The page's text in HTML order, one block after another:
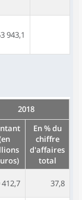
943,1
2018
En % du
chiffre
d'affaires
total
412,7 37,8